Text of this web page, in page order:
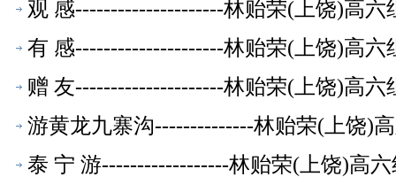
观 感---------------------林贻荣(上饶)高六
有 感---------------------林贻荣(上饶)高六
赠 友---------------------林贻荣(上饶)高六
游黄龙九寨沟--------------林贻荣(上饶)
泰 宁 游------------------林贻荣(上饶)高